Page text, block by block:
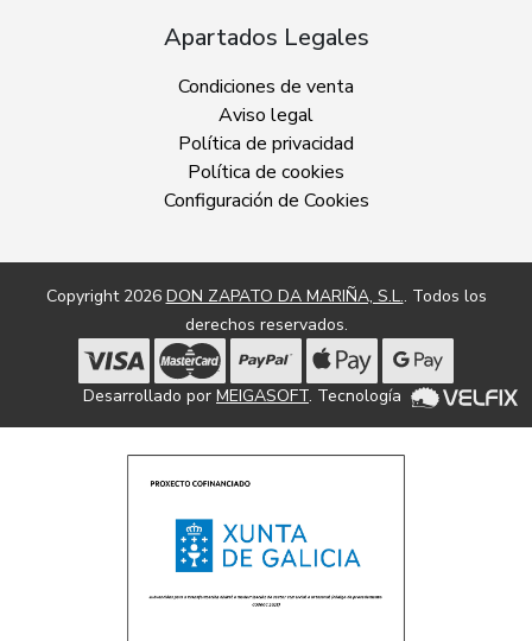
Apartados Legales
Condiciones de venta
Aviso legal
Política de privacidad
Política de cookies
Configuración de Cookies
Copyright 2026 DON ZAPATO DA MARIÑA, S.L.. Todos los
derechos reservados.
Desarrollado por MEIGASOFT. Tecnología